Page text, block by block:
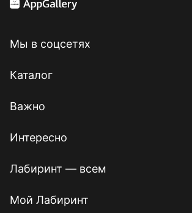
Мы в соцсетях
Каталог
Важно
Интересно
Лабиринт — всем
Мой Лабиринт